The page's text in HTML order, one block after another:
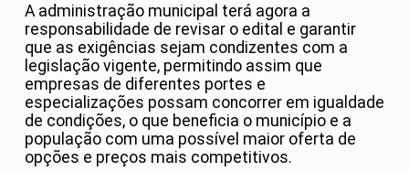
A administração municipal terá agora a
responsabilidade de revisar o edital e garantir
que as exigências sejam condizentes com a
legislação vigente, permitindo assim que
empresas de diferentes portes e
especializações possam concorrer em igualdade
de condições, o que beneficia o município e a
população com uma possível maior oferta de
opções e preços mais competitivos.